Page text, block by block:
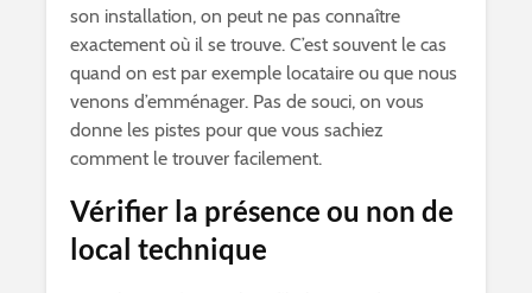
son installation, on peut ne pas connaître
exactement où il se trouve. C’est souvent le cas
quand on est par exemple locataire ou que nous
venons d’emménager. Pas de souci, on vous
donne les pistes pour que vous sachiez
comment le trouver facilement.
Vérifier la présence ou non de
local technique